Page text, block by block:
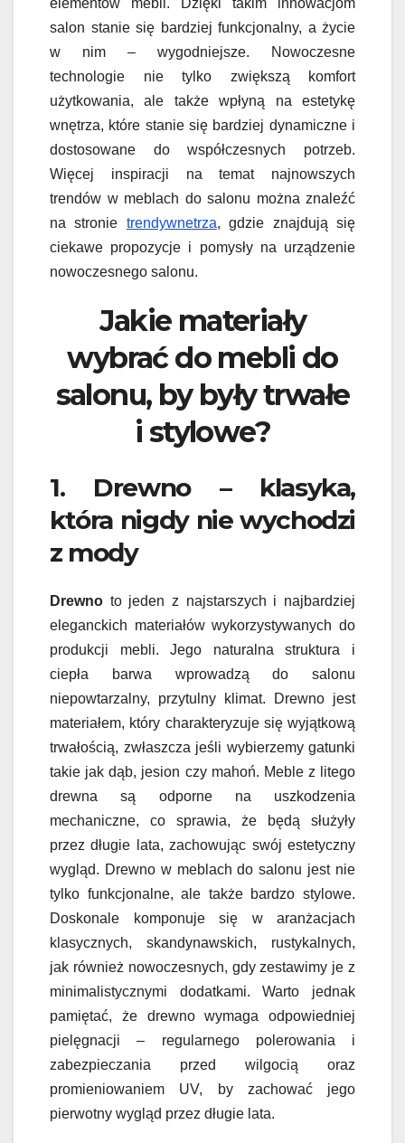
elementów mebli. Dzięki takim innowacjom
salon stanie się bardziej funkcjonalny, a życie
w nim – wygodniejsze. Nowoczesne
technologie nie tylko zwiększą komfort
użytkowania, ale także wpłyną na estetykę
wnętrza, które stanie się bardziej dynamiczne i
dostosowane do współczesnych potrzeb.
Więcej inspiracji na temat najnowszych
trendów w meblach do salonu można znaleźć
na stronie trendywnetrza, gdzie znajdują się
ciekawe propozycje i pomysły na urządzenie
nowoczesnego salonu.
Jakie materiały
wybrać do mebli do
salonu, by były trwałe
i stylowe?
1. Drewno – klasyka,
która nigdy nie wychodzi
z mody
Drewno to jeden z najstarszych i najbardziej
eleganckich materiałów wykorzystywanych do
produkcji mebli. Jego naturalna struktura i
ciepła barwa wprowadzą do salonu
niepowtarzalny, przytulny klimat. Drewno jest
materiałem, który charakteryzuje się wyjątkową
trwałością, zwłaszcza jeśli wybierzemy gatunki
takie jak dąb, jesion czy mahoń. Meble z litego
drewna są odporne na uszkodzenia
mechaniczne, co sprawia, że będą służyły
przez długie lata, zachowując swój estetyczny
wygląd. Drewno w meblach do salonu jest nie
tylko funkcjonalne, ale także bardzo stylowe.
Doskonale komponuje się w aranżacjach
klasycznych, skandynawskich, rustykalnych,
jak również nowoczesnych, gdy zestawimy je z
minimalistycznymi dodatkami. Warto jednak
pamiętać, że drewno wymaga odpowiedniej
pielęgnacji – regularnego polerowania i
zabezpieczania przed wilgocią oraz
promieniowaniem UV, by zachować jego
pierwotny wygląd przez długie lata.